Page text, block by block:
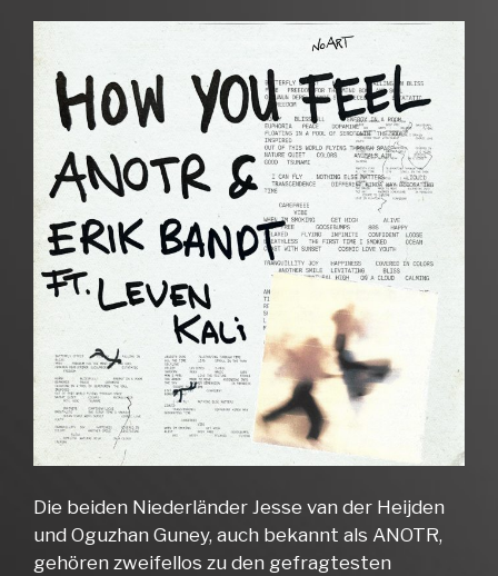
Die beiden Niederländer Jesse van der Heijden
und Oguzhan Guney, auch bekannt als ANOTR,
gehören zweifellos zu den gefragtesten